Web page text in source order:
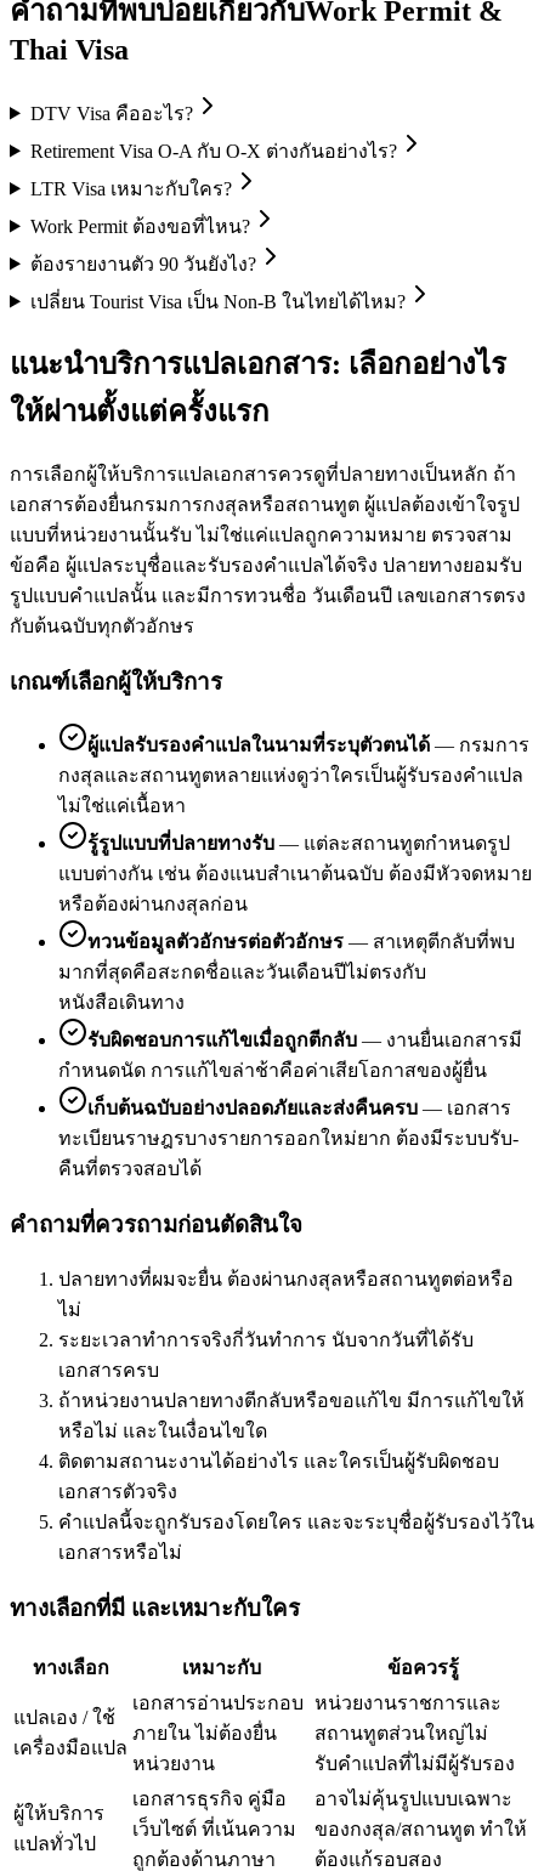
คำถามที่พบบ่อยเกี่ยวกับWork Permit &
Thai Visa
DTV Visa คืออะไร?
Retirement Visa O-A กับ O-X ต่างกันอย่างไร?
LTR Visa เหมาะกับใคร?
Work Permit ต้องขอที่ไหน?
ต้องรายงานตัว 90 วันยังไง?
เปลี่ยน Tourist Visa เป็น Non-B ในไทยได้ไหม?
แนะนำบริการแปลเอกสาร: เลือกอย่างไร
ให้ผ่านตั้งแต่ครั้งแรก
การเลือกผู้ให้บริการแปลเอกสารควรดูที่ปลายทางเป็นหลัก ถ้า
เอกสารต้องยื่นกรมการกงสุลหรือสถานทูต ผู้แปลต้องเข้าใจรูป
แบบที่หน่วยงานนั้นรับ ไม่ใช่แค่แปลถูกความหมาย ตรวจสาม
ข้อคือ ผู้แปลระบุชื่อและรับรองคำแปลได้จริง ปลายทางยอมรับ
รูปแบบคำแปลนั้น และมีการทวนชื่อ วันเดือนปี เลขเอกสารตรง
กับต้นฉบับทุกตัวอักษร
เกณฑ์เลือกผู้ให้บริการ
ผู้แปลรับรองคำแปลในนามที่ระบุตัวตนได้ — กรมการ
กงสุลและสถานทูตหลายแห่งดูว่าใครเป็นผู้รับรองคำแปล
ไม่ใช่แค่เนื้อหา
รู้รูปแบบที่ปลายทางรับ — แต่ละสถานทูตกำหนดรูป
แบบต่างกัน เช่น ต้องแนบสำเนาต้นฉบับ ต้องมีหัวจดหมาย
หรือต้องผ่านกงสุลก่อน
ทวนข้อมูลตัวอักษรต่อตัวอักษร — สาเหตุตีกลับที่พบ
มากที่สุดคือสะกดชื่อและวันเดือนปีไม่ตรงกับ
หนังสือเดินทาง
รับผิดชอบการแก้ไขเมื่อถูกตีกลับ — งานยื่นเอกสารมี
กำหนดนัด การแก้ไขล่าช้าคือค่าเสียโอกาสของผู้ยื่น
เก็บต้นฉบับอย่างปลอดภัยและส่งคืนครบ — เอกสาร
ทะเบียนราษฎรบางรายการออกใหม่ยาก ต้องมีระบบรับ-
คืนที่ตรวจสอบได้
คำถามที่ควรถามก่อนตัดสินใจ
ปลายทางที่ผมจะยื่น ต้องผ่านกงสุลหรือสถานทูตต่อหรือ
ไม่
ระยะเวลาทำการจริงกี่วันทำการ นับจากวันที่ได้รับ
เอกสารครบ
ถ้าหน่วยงานปลายทางตีกลับหรือขอแก้ไข มีการแก้ไขให้
หรือไม่ และในเงื่อนไขใด
ติดตามสถานะงานได้อย่างไร และใครเป็นผู้รับผิดชอบ
เอกสารตัวจริง
คำแปลนี้จะถูกรับรองโดยใคร และจะระบุชื่อผู้รับรองไว้ใน
เอกสารหรือไม่
ทางเลือกที่มี และเหมาะกับใคร
ทางเลือก เหมาะกับ ข้อควรรู้
แปลเอง / ใช้
เครื่องมือแปล
เอกสารอ่านประกอบ
ภายใน ไม่ต้องยื่น
หน่วยงาน
หน่วยงานราชการและ
สถานทูตส่วนใหญ่ไม่
รับคำแปลที่ไม่มีผู้รับรอง
ผู้ให้บริการ
แปลทั่วไป
เอกสารธุรกิจ คู่มือ
เว็บไซต์ ที่เน้นความ
ถูกต้องด้านภาษา
อาจไม่คุ้นรูปแบบเฉพาะ
ของกงสุล/สถานทูต ทำให้
ต้องแก้รอบสอง